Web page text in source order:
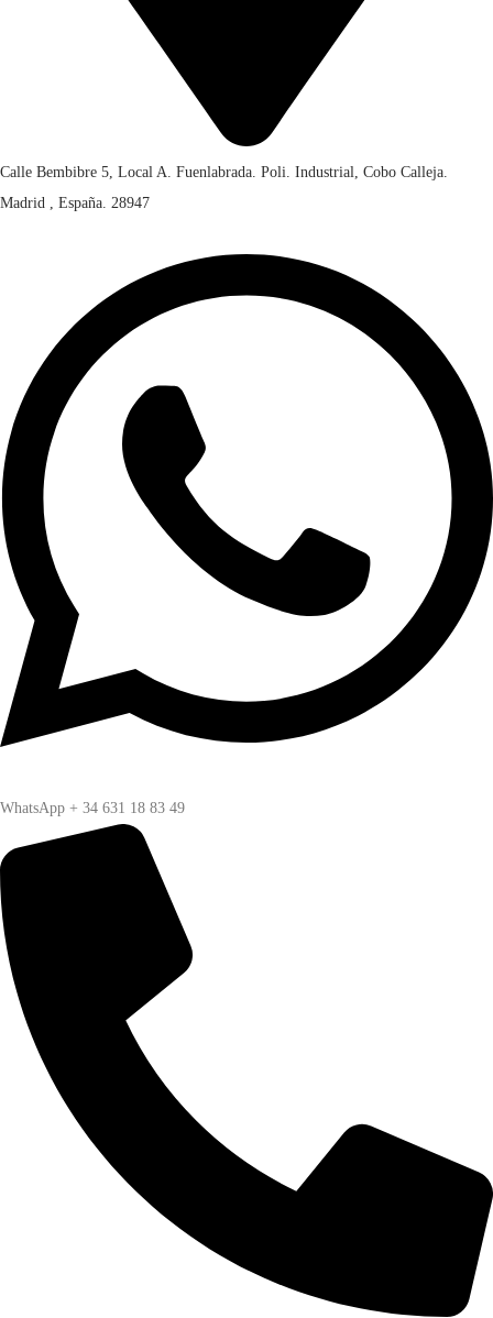
Calle Bembibre 5, Local A. Fuenlabrada. Poli. Industrial, Cobo Calleja.
Madrid , España. 28947
WhatsApp + 34 631 18 83 49